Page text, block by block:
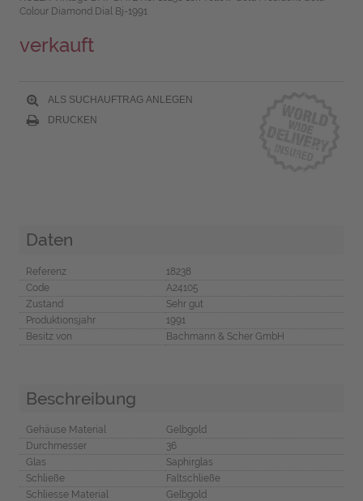
Colour Diamond Dial Bj-1991
verkauft
ALS SUCHAUFTRAG ANLEGEN
DRUCKEN
Daten
Referenz
18238
Code
A24105
Zustand
Sehr gut
Produktionsjahr
1991
Besitz von
Bachmann & Scher GmbH
Beschreibung
Gehäuse Material
Gelbgold
Durchmesser
36
Glas
Saphirglas
Schließe
Faltschließe
Schliesse Material
Gelbgold